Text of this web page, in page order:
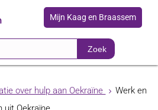
Mijn Kaag en Braassem
Zoek
over hulp aan Oekraïne
Werk en